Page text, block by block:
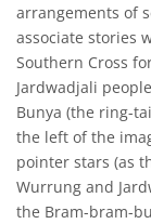
arrangements of
associate stories
Southern Cross
Jardwadjali
Bunya (the ring-
the left of the
pointer stars (as
Wurrung and
the Bram-bram-